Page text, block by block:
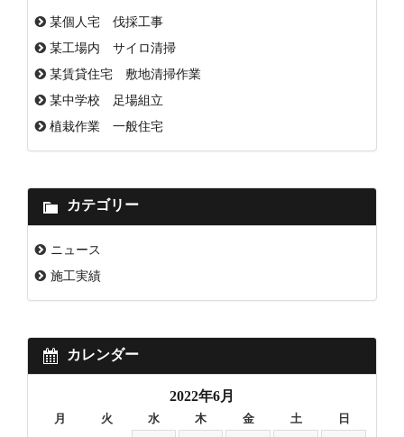
某個人宅 伐採工事
某工場内 サイロ清掃
某賃貸住宅 敷地清掃作業
某中学校 足場組立
植栽作業 一般住宅
カテゴリー
ニュース
施工実績
カレンダー
2022年6月
月 火 水 木 金 土 日